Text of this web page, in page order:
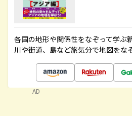
各国の地形や関係性をなぞって学ぶ
川や街道、島など旅気分で地図をな
AD